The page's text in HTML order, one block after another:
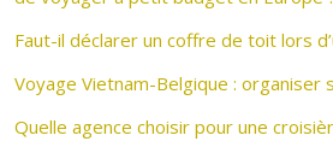
Faut-il déclarer un coffre de toit lors
Voyage Vietnam-Belgique : organiser
Quelle agence choisir pour une